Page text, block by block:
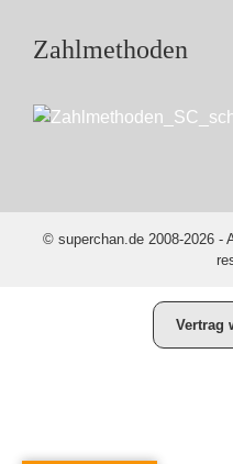
Zahlmethoden
© superchan.de 2008-2026 -
Vertrag